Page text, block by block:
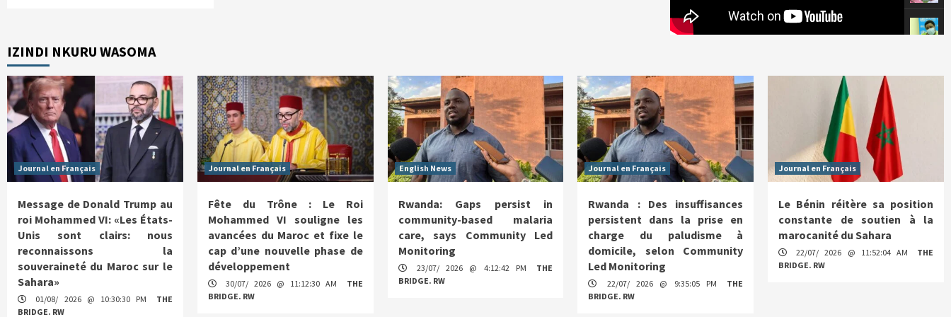
IZINDI NKURU WASOMA
Journal en Français
Message de Donald Trump au
roi Mohammed VI: «Les États-
Unis sont clairs: nous
reconnaissons la
souveraineté du Maroc sur le
Sahara»
01/08/ 2026 @ 10:30:30 PM
THE
BRIDGE. RW
Journal en Français
Fête du Trône : Le Roi
Mohammed VI souligne les
avancées du Maroc et fixe le
cap d’une nouvelle phase de
développement
30/07/ 2026 @ 11:12:30 AM
THE
BRIDGE. RW
English News
Rwanda: Gaps persist in
community-based malaria
care, says Community Led
Monitoring
23/07/ 2026 @ 4:12:42 PM
THE
BRIDGE. RW
Journal en Français
Rwanda : Des insuffisances
persistent dans la prise en
charge du paludisme à
domicile, selon Community
Led Monitoring
22/07/ 2026 @ 9:35:05 PM
THE
BRIDGE. RW
Journal en Français
Le Bénin réitère sa position
constante de soutien à la
marocanité du Sahara
22/07/ 2026 @ 11:52:04 AM
THE
BRIDGE. RW